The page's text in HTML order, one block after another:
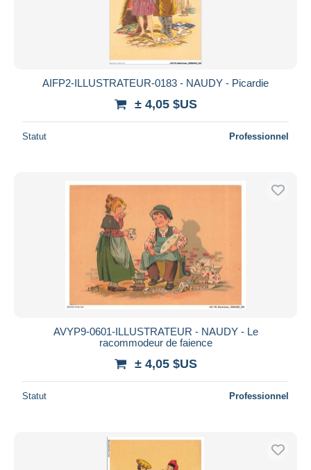
AIFP2-ILLUSTRATEUR-0183 - NAUDY - Picardie
± 4,05 $US
Statut Professionnel
AVYP9-0601-ILLUSTRATEUR - NAUDY - Le
racommodeur de faience
± 4,05 $US
Statut Professionnel